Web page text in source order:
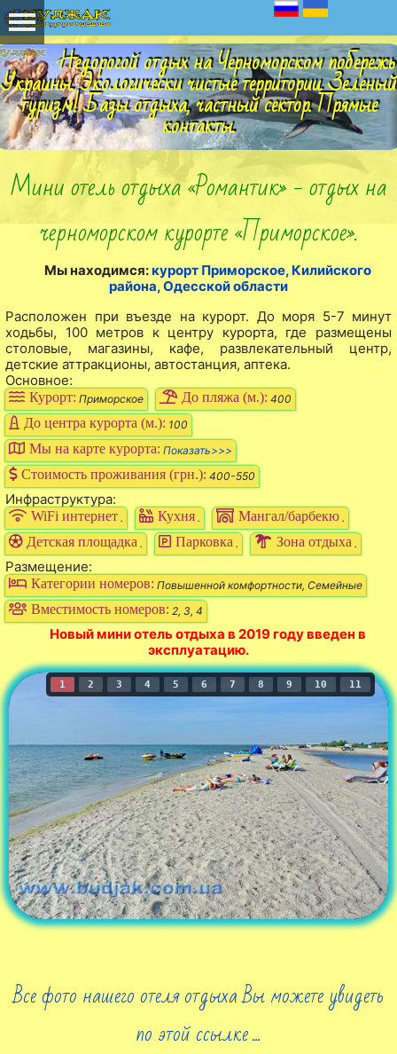
Недорогой отдых на Черноморском
Украины. Экологически чистые территории. Зеленый
туризм! Базы отдыха, частный сектор. Прямые
контакты.
Мини отель отдыха «Романтик» - отдых на
черноморском курорте «Приморское».
Мы находимся:курорт Приморское, Килийского
района, Одесской области
Расположен при въезде на курорт. До моря 5-7 минут
ходьбы, 100 метров к центру курорта, где размещены
столовые, магазины, кафе, развлекательный центр,
детские аттракционы, автостанция, аптека.
Основное:
Курорт: Приморское До пляжа (м.): 400
До центра курорта (м.): 100
Мы на карте курорта: Показать>>>
Стоимость проживания (грн.): 400-550
Инфраструктура:
WiFi интернет . Кухня . Мангал/барбекю .
Детская площадка . Парковка . Зона отдыха .
Размещение:
Категории номеров: Повышенной комфортности, Семейные
Вместимость номеров: 2, 3, 4
Новый мини отель отдыха в 2019 году введен в
эксплуатацию.
1 2 3 4 5 6 7 8 9 10 11
Все фото нашего отеля отдыха Вы можете увидеть
по этой ссылке ...